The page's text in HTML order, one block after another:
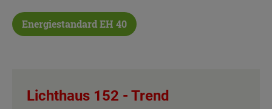
Energiestandard EH 40
Lichthaus 152 - Trend